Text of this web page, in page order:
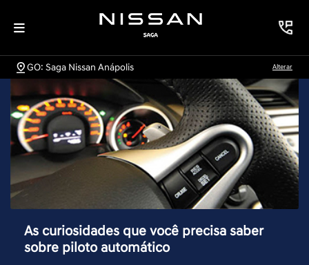
GO: Saga Nissan Anápolis Alterar
As curiosidades que você precisa saber
sobre piloto automático